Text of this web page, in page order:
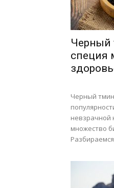
Черный
специя
Черный
невзрачной
множество